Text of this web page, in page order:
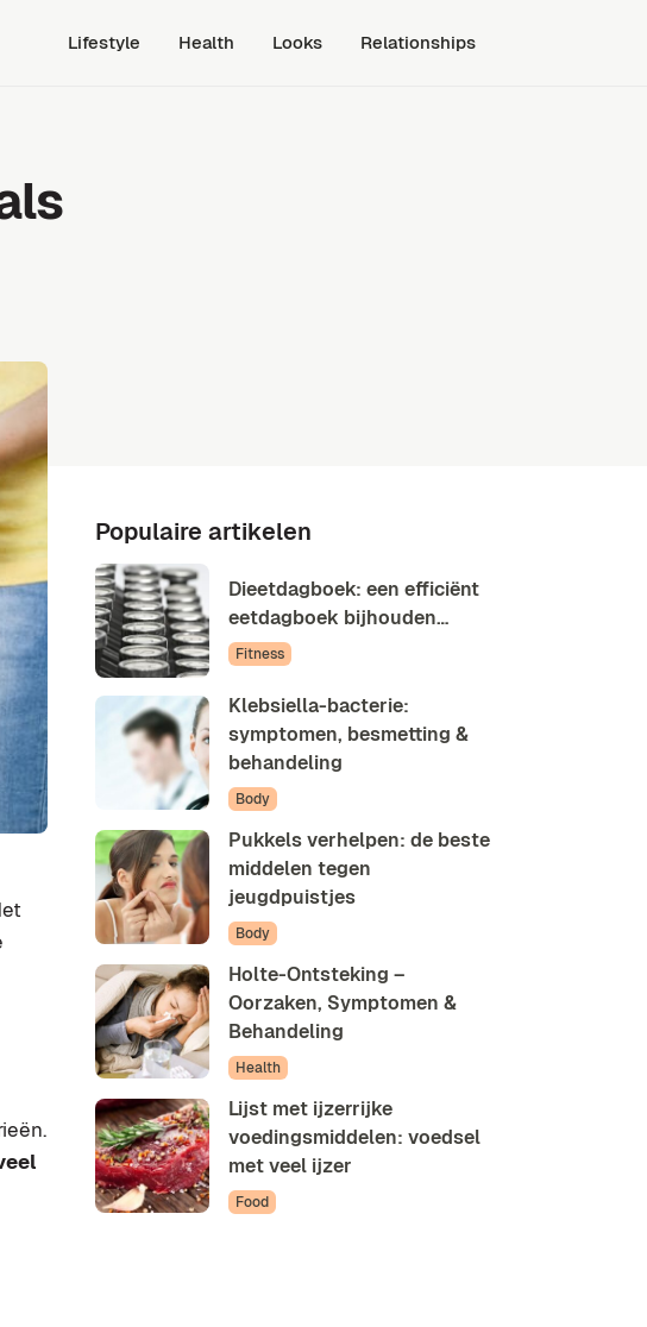
Lifestyle Health Looks Relationships
Populaire artikelen
Dieetdagboek: een efficiënt
eetdagboek bijhouden…
Fitness
Klebsiella-bacterie:
symptomen, besmetting &
behandeling
Body
Pukkels verhelpen: de beste
middelen tegen
jeugdpuistjes
Body
Holte-Ontsteking –
Oorzaken, Symptomen &
Behandeling
Health
Lijst met ijzerrijke
voedingsmiddelen: voedsel
met veel ijzer
Food